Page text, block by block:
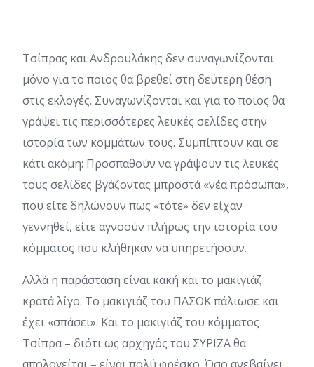
Τσίπρας και Ανδρουλάκης δεν συναγωνίζονται
μόνο για το ποιος θα βρεθεί στη δεύτερη θέση
στις εκλογές. Συναγωνίζονται και για το ποιος θα
γράψει τις περισσότερες λευκές σελίδες στην
ιστορία των κομμάτων τους. Συμπίπτουν και σε
κάτι ακόμη: Προσπαθούν να γράψουν τις λευκές
τους σελίδες βγάζοντας μπροστά «νέα πρόσωπα»,
που είτε δηλώνουν πως «τότε» δεν είχαν
γεννηθεί, είτε αγνοούν πλήρως την ιστορία του
κόμματος που κλήθηκαν να υπηρετήσουν.
Αλλά η παράσταση είναι κακή και το μακιγιάζ
κρατά λίγο. Το μακιγιάζ του ΠΑΣΟΚ πάλιωσε και
έχει «σπάσει». Και το μακιγιάζ του κόμματος
Τσίπρα – διότι ως αρχηγός του ΣΥΡΙΖΑ θα